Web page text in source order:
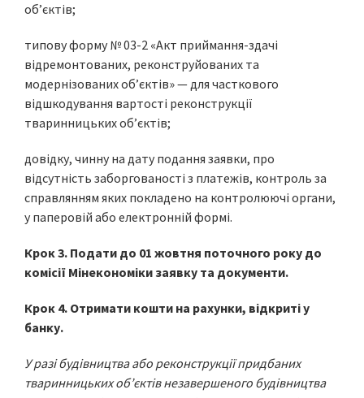
об’єктів;
типову форму № 03-2 «Акт приймання-здачі
відремонтованих, реконструйованих та
модернізованих об’єктів» — для часткового
відшкодування вартості реконструкції
тваринницьких об’єктів;
довідку, чинну на дату подання заявки, про
відсутність заборгованості з платежів, контроль за
справлянням яких покладено на контролюючі органи,
у паперовій або електронній формі.
Крок 3. Подати до 01 жовтня поточного року до
комісії Мінекономіки заявку та документи.
Крок 4. Отримати кошти на рахунки, відкриті у
банку.
У разі будівництва або реконструкції придбаних
тваринницьких об’єктів незавершеного будівництва